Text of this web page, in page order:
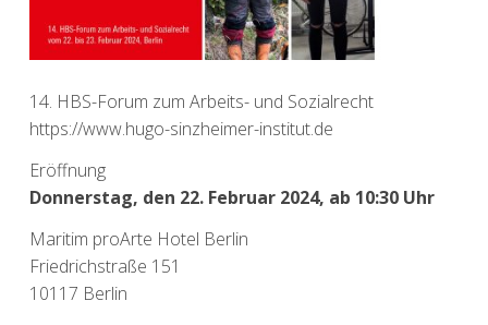
14. HBS-Forum zum Arbeits- und Sozialrecht
https://www.hugo-sinzheimer-institut.de
Eröffnung
Donnerstag, den 22. Februar 2024, ab 10:30 Uhr
Maritim proArte Hotel Berlin
Friedrichstraße 151
10117 Berlin